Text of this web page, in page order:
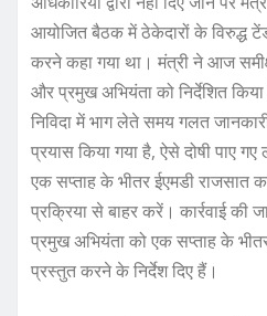
आयोजित बैठक में ठेकेदारों के विरुद्ध
करने कहा गया था। मंत्री ने आज
और प्रमुख अभियंता को निर्देशित किया
निविदा में भाग लेते समय गलत
प्रयास किया गया है, ऐसे दोषी पाए
एक सप्ताह के भीतर ईएमडी राजसात
प्रक्रिया से बाहर करें। कार्रवाई की
प्रमुख अभियंता को एक सप्ताह के भीतर
प्रस्तुत करने के निर्देश दिए हैं।